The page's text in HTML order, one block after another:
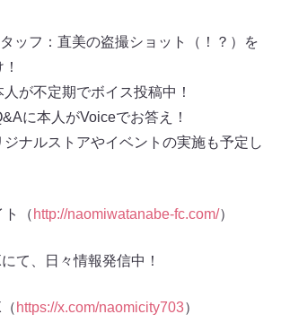
ッフ：直美の盗撮ショット（！？）を
が不定期でボイス投稿中！
に本人がVoiceでお答え！
ジナルストアやイベントの実施も予定し
ト（ http://naomiwatanabe-fc.com/）
て、日々情報発信中！
https://x.com/naomicity703）